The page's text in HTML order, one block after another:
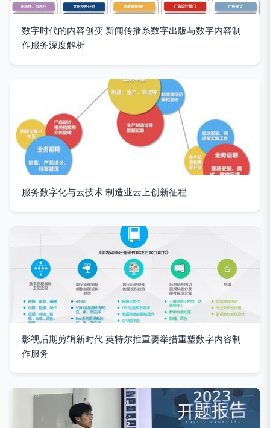
数字时代的内容创变 新闻传播系数字出版与数字内容制
作服务深度解析
服务数字化与云技术 制造业云上创新征程
影视后期剪辑新时代 英特尔推重要举措重塑数字内容制
作服务